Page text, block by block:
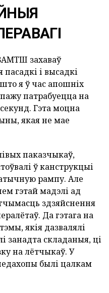
захаваў
і высадкі
я ў час апошніх
патрабуецца на
Гэта моцна
якая не мае
паказчыкаў,
ў канструкцыі
рампу. Але
гэтай мадэлі ад
здзяйснення
Да гэтага на
якія дазвалялі
занадта складаныя, ці
на лётчыкаў. У
былі цалкам